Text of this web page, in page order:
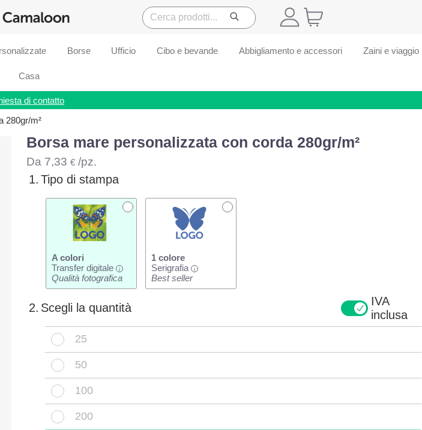
Borse Ufficio Cibo e bevande Abbigliamento e accessori Zaini e viaggio
Casa
di contatto
280gr/m²
Borsa mare personalizzata con corda 280gr/m²
Da 7,33 €/pz.
1. Tipo di stampa
A colori
Transfer digitale
i
Qualità fotografica
1 colore
Serigrafia
i
Best seller
2. Scegli la quantità
IVA
inclusa
25
50
100
200